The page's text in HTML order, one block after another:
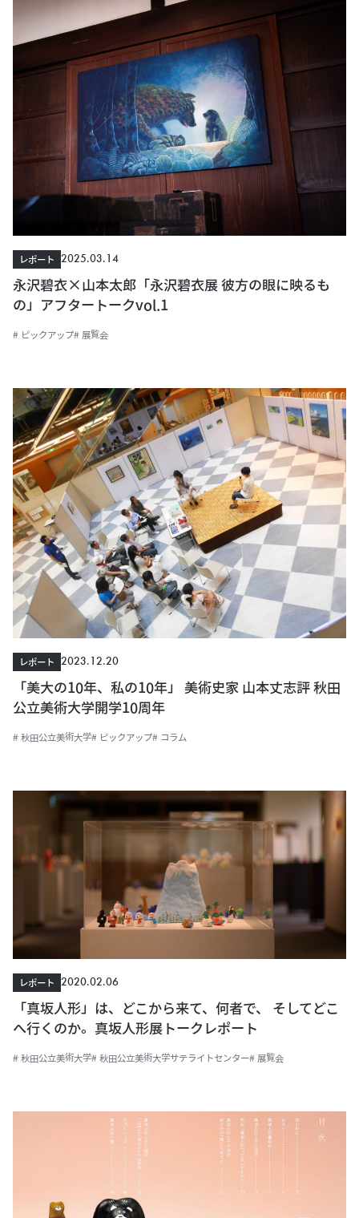
レポート
2025.03.14
永沢碧衣×山本太郎「永沢碧衣展 彼方の眼に映るも
の」アフタートークvol.1
# ピックアップ# 展覧会
レポート
2023.12.20
「美大の10年、私の10年」 美術史家 山本丈志評 秋田
公立美術大学開学10周年
# 秋田公立美術大学# ピックアップ# コラム
レポート
2020.02.06
「真坂人形」は、どこから来て、何者で、 そしてどこ
へ行くのか。真坂人形展トークレポート
# 秋田公立美術大学# 秋田公立美術大学サテライトセンター# 展覧会